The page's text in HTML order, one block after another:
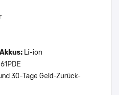
Li-ion
30-Tage Geld-Zurück-